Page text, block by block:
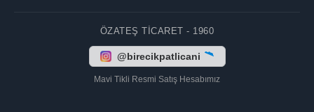
ÖZATEŞ TICARET - 1960
@birecikpatlicani
Mavi Tikli Resmi Satış Hesabımız